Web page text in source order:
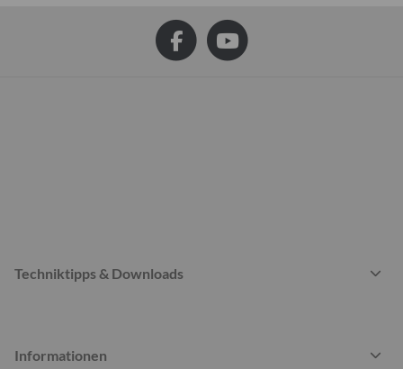
Techniktipps & Downloads
Informationen